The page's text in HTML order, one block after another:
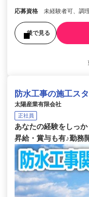
応募資格 未経験者可、調
後で見る
防水工事の施工ス
太陽産業有限会社
正社員
あなたの経験をしっ
昇給・賞与も有♪勤務